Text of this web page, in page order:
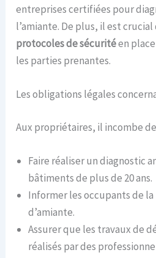
entreprises certifiées pour
l’amiante. De plus, il est
protocoles de sécuritéen
les parties prenantes.
Les obligations légales
Aux propriétaires, il incombe
Faire réaliser un diagnostic
bâtiments de plus de 20 ans.
Informer les occupants de
d’amiante.
Assurer que les travaux de
réalisés par des